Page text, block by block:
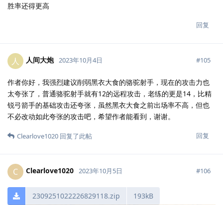
胜率还得更高
回复
人 人间大炮 2023年10月4日 #105
作者你好，我强烈建议削弱黑衣大食的骆驼射手，现在的攻击力也
太夸张了，普通骆驼射手就有12的远程攻击，老练的更是14，比精
锐弓箭手的基础攻击还夸张，虽然黑衣大食之前出场率不高，但也
不必改动如此夸张的攻击吧，希望作者能看到，谢谢。
回复
Clearlove1020 回复了此帖
C Clearlove1020 2023年10月5日 #106
2309251022226829118.zip 193kB